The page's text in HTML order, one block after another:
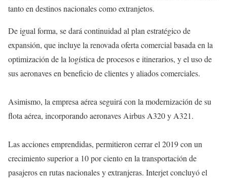
tanto en destinos nacionales como extranjetos.
De igual forma, se dará continuidad al plan estratégico de
expansión, que incluye la renovada oferta comercial basada en la
optimización de la logística de procesos e itinerarios, y el uso de
sus aeronaves en beneficio de clientes y aliados comerciales.
Asimismo, la empresa aérea seguirá con la modernización de su
flota aérea, incorporando aeronaves Airbus A320 y A321.
Las acciones emprendidas, permitieron cerrar el 2019 con un
crecimiento superior a 10 por ciento en la transportación de
pasajeros en rutas nacionales y extranjeras. Interjet concluyó el